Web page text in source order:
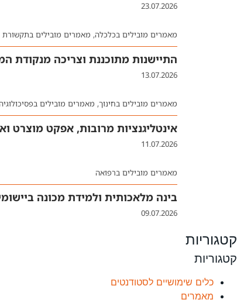
23.07.2026
מאמרים מובילים בכלכלה, מאמרים מובילים בתקשורת
התיישנות מתוכננת וצריכה מנקודת
13.07.2026
מאמרים מובילים בחינוך, מאמרים מובילים
אינטליגנציות מרובות, אפקט מוצרט
11.07.2026
מאמרים מובילים ברפואה
בינה מלאכותית ולמידת מכונה
09.07.2026
קטגוריות
קטגוריות
כלים שימושיים לסטודנטים
מאמרים